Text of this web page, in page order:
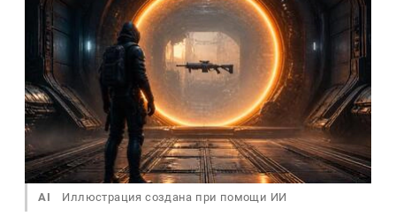
AI Иллюстрация создана при помощи ИИ